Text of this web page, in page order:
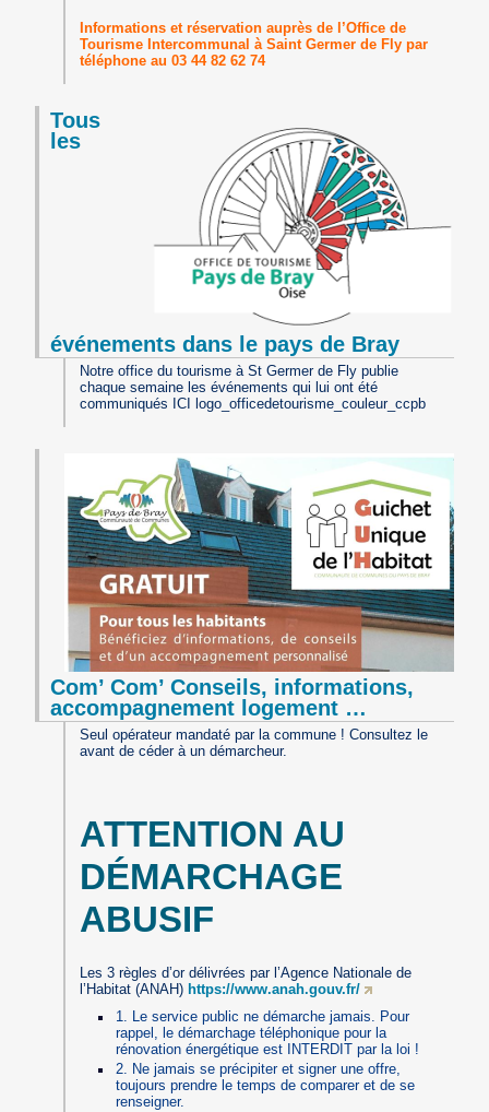
Informations et réservation auprès de l’Office de
Tourisme Intercommunal à Saint Germer de Fly par
téléphone au 03 44 82 62 74
Tous
les
événements dans le pays de Bray
Notre office du tourisme à St Germer de Fly publie
chaque semaine les événements qui lui ont été
communiqués ICI logo_officedetourisme_couleur_ccpb
Com’ Com’ Conseils, informations,
accompagnement logement …
Seul opérateur mandaté par la commune ! Consultez le
avant de céder à un démarcheur.
ATTENTION AU
DÉMARCHAGE
ABUSIF
Les 3 règles d’or délivrées par l’Agence Nationale de
l’Habitat (ANAH) https://www.anah.gouv.fr/
1. Le service public ne démarche jamais. Pour
rappel, le démarchage téléphonique pour la
rénovation énergétique est INTERDIT par la loi !
2. Ne jamais se précipiter et signer une offre,
toujours prendre le temps de comparer et de se
renseigner.